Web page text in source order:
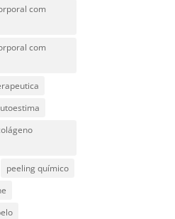
com
com
peeling químico